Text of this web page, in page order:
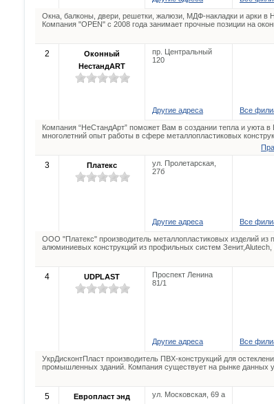
Окна, балконы, двери, решетки, жалюзи, МДФ-накладки и арки в
Компания "OPEN" с 2008 года занимает прочные позиции на
2
Оконный
НестандART
пр. Центральный
120
Другие адреса Все
Компания “НеСтандАрт” поможет Вам в создании тепла и уюта
многолетний опыт работы в сфере металлопластиковых
3 Платекс
ул. Пролетарская,
27б
Другие адреса Все
ООО "Платекс" производитель металлопластиковых изделий из
алюминиевых конструкций из профильных систем Зенит,Alutech,
4 UDPLAST
Проспект Ленина
81/1
Другие адреса Все
УкрДисконтПласт производитель ПВХ-конструкций для
промышленных зданий. Компания существует на рынке данных
5
Европласт энд
ул. Московская, 69 а